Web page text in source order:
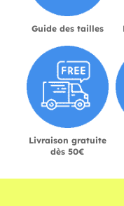
Guide des tailles
Livraison gratuite
dès 50€